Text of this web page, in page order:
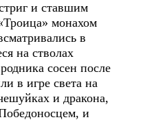
и ставшим
монахом
в
на стволах
сосен после
в игре света на
и дракона,
и